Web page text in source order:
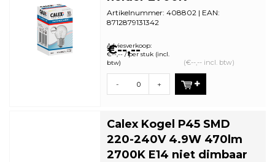
Artikelnummer: 408802 | EAN:
8712879131342
€--,--
Adviesverkoop:
€--,-- / per stuk (incl.
btw)
(€--,-- incl. btw)
- +
Calex Kogel P45 SMD
220-240V 4.9W 470lm
2700K E14 niet dimbaar